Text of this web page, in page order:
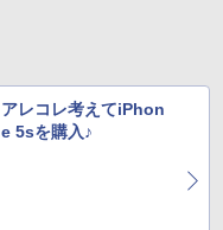
アレコレ考えてiPhon
e 5sを購入♪